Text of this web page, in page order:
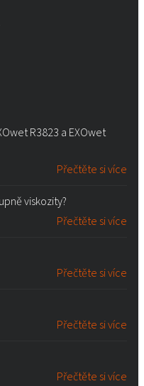
R3823 a EXOwet
Přečtěte si více
viskozity?
Přečtěte si více
Přečtěte si více
Přečtěte si více
Přečtěte si více